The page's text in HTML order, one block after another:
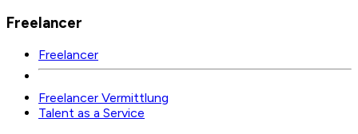
Freelancer
Freelancer
Freelancer Vermittlung
Talent as a Service